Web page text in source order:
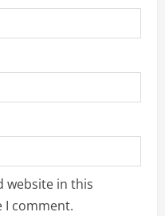
website in this
I comment.